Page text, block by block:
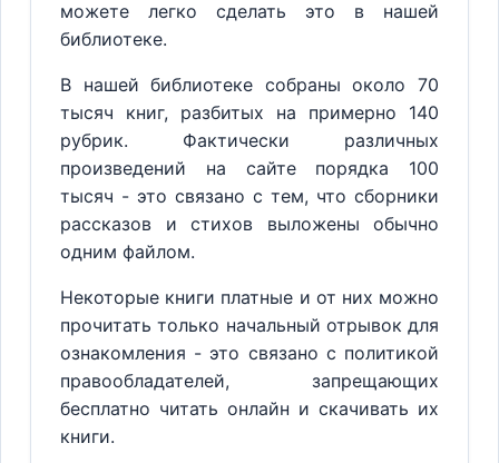
можете легко сделать это в нашей
библиотеке.
В нашей библиотеке собраны около 70
тысяч книг, разбитых на примерно 140
рубрик. Фактически различных
произведений на сайте порядка 100
тысяч - это связано с тем, что сборники
рассказов и стихов выложены обычно
одним файлом.
Некоторые книги платные и от них можно
прочитать только начальный отрывок для
ознакомления - это связано с политикой
правообладателей, запрещающих
бесплатно читать онлайн и скачивать их
книги.